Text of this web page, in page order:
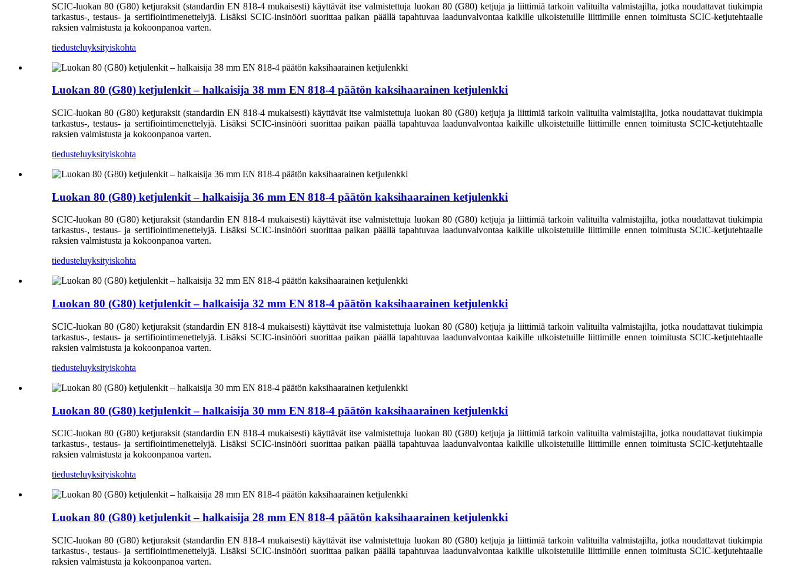
SCIC-luokan 80 (G80) ketjuraksit (standardin EN 818-4 mukaisesti) käyttävät itse valmistettuja luokan 80 (G80) ketjuja ja liittimiä tarkoin valituilta valmistajilta, jotka noudattavat tiukimpia
tarkastus-, testaus- ja sertifiointimenettelyjä. Lisäksi SCIC-insinööri suorittaa paikan päällä tapahtuvaa laadunvalvontaa kaikille ulkoistetuille liittimille ennen toimitusta SCIC-ketjutehtaalle
raksien valmistusta ja kokoonpanoa varten.
tiedusteluyksityiskohta
Luokan 80 (G80) ketjulenkit – halkaisija 38 mm EN 818-4 päätön kaksihaarainen ketjulenkki
SCIC-luokan 80 (G80) ketjuraksit (standardin EN 818-4 mukaisesti) käyttävät itse valmistettuja luokan 80 (G80) ketjuja ja liittimiä tarkoin valituilta valmistajilta, jotka noudattavat tiukimpia
tarkastus-, testaus- ja sertifiointimenettelyjä. Lisäksi SCIC-insinööri suorittaa paikan päällä tapahtuvaa laadunvalvontaa kaikille ulkoistetuille liittimille ennen toimitusta SCIC-ketjutehtaalle
raksien valmistusta ja kokoonpanoa varten.
tiedusteluyksityiskohta
Luokan 80 (G80) ketjulenkit – halkaisija 36 mm EN 818-4 päätön kaksihaarainen ketjulenkki
SCIC-luokan 80 (G80) ketjuraksit (standardin EN 818-4 mukaisesti) käyttävät itse valmistettuja luokan 80 (G80) ketjuja ja liittimiä tarkoin valituilta valmistajilta, jotka noudattavat tiukimpia
tarkastus-, testaus- ja sertifiointimenettelyjä. Lisäksi SCIC-insinööri suorittaa paikan päällä tapahtuvaa laadunvalvontaa kaikille ulkoistetuille liittimille ennen toimitusta SCIC-ketjutehtaalle
raksien valmistusta ja kokoonpanoa varten.
tiedusteluyksityiskohta
Luokan 80 (G80) ketjulenkit – halkaisija 32 mm EN 818-4 päätön kaksihaarainen ketjulenkki
SCIC-luokan 80 (G80) ketjuraksit (standardin EN 818-4 mukaisesti) käyttävät itse valmistettuja luokan 80 (G80) ketjuja ja liittimiä tarkoin valituilta valmistajilta, jotka noudattavat tiukimpia
tarkastus-, testaus- ja sertifiointimenettelyjä. Lisäksi SCIC-insinööri suorittaa paikan päällä tapahtuvaa laadunvalvontaa kaikille ulkoistetuille liittimille ennen toimitusta SCIC-ketjutehtaalle
raksien valmistusta ja kokoonpanoa varten.
tiedusteluyksityiskohta
Luokan 80 (G80) ketjulenkit – halkaisija 30 mm EN 818-4 päätön kaksihaarainen ketjulenkki
SCIC-luokan 80 (G80) ketjuraksit (standardin EN 818-4 mukaisesti) käyttävät itse valmistettuja luokan 80 (G80) ketjuja ja liittimiä tarkoin valituilta valmistajilta, jotka noudattavat tiukimpia
tarkastus-, testaus- ja sertifiointimenettelyjä. Lisäksi SCIC-insinööri suorittaa paikan päällä tapahtuvaa laadunvalvontaa kaikille ulkoistetuille liittimille ennen toimitusta SCIC-ketjutehtaalle
raksien valmistusta ja kokoonpanoa varten.
tiedusteluyksityiskohta
Luokan 80 (G80) ketjulenkit – halkaisija 28 mm EN 818-4 päätön kaksihaarainen ketjulenkki
SCIC-luokan 80 (G80) ketjuraksit (standardin EN 818-4 mukaisesti) käyttävät itse valmistettuja luokan 80 (G80) ketjuja ja liittimiä tarkoin valituilta valmistajilta, jotka noudattavat tiukimpia
tarkastus-, testaus- ja sertifiointimenettelyjä. Lisäksi SCIC-insinööri suorittaa paikan päällä tapahtuvaa laadunvalvontaa kaikille ulkoistetuille liittimille ennen toimitusta SCIC-ketjutehtaalle
raksien valmistusta ja kokoonpanoa varten.